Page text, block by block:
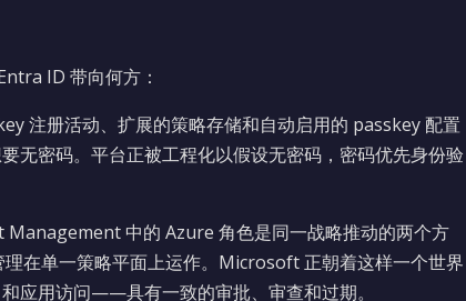
ID 带向何方：
注册活动、扩展的策略存储和自动启用的 passkey 配置
无密码。平台正被工程化以假设无密码，密码优先身份验
中的 Azure 角色是同一战略推动的两个方
在单一策略平面上运作。Microsoft 正朝着这样一个世界
应用访问——具有一致的审批、审查和过期。